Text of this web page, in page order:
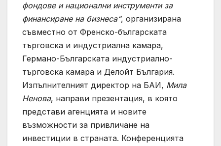
фондове и национални инструменти за
финансиране на бизнеса“, организирана
съвместно от Френско-българската
търговска и индустриална камара,
Германо-Българската индустриално-
търговска камара и Делойт България.
Изпълнителният директор на БАИ, Мила
Ненова, направи презентация, в която
представи агенцията и новите
възможности за привличане на
инвестиции в страната. Конференцията